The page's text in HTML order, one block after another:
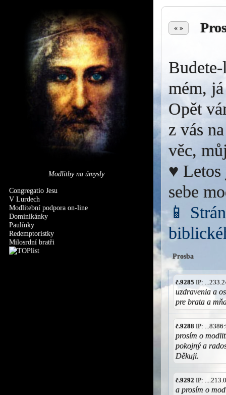
Modlitby na úmysly
Congregatio Jesu
V Lurdech
Modlitební podpora on-line
Dominikánky
Paulínky
Redemptoristky
Milosrdní bratři
« »
mém,
Opět
z vás
věc,
♥ Letos
sebe
📱
Prosba
č.9285 IP:
uzdravenia a
pre brata a
č.9288 IP:
prosím o
pokojný a
Děkuji.
č.9292 IP:
a prosím o